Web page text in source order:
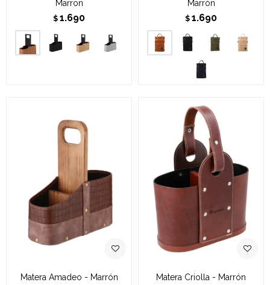
Marron
$ 1.690
Marrón
$ 1.690
Matera Amadeo - Marrón Matera Criolla - Marrón